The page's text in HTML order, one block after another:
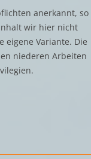
anerkannt, so
wir hier nicht
eigene Variante. Die
niederen Arbeiten